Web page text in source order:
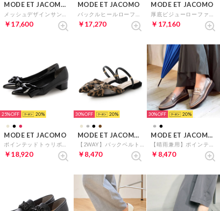
MODE ET JACOMO D'ICI
￥17,600
MODE ET JACOMO
￥17,270
MODE ET JACOMO
￥17,160
25% 20
MODE ET JACOMO
￥18,920
30% 20
MODE ET JACOMO carino
￥8,470
30% 20
MODE ET JACOMO carino
￥8,470